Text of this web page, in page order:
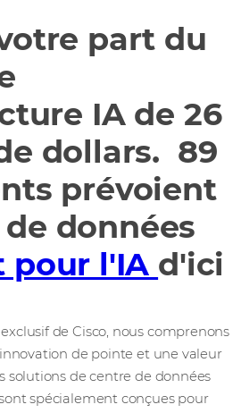
part du
IA de 26
dollars. 89
prévoient
données
pour l'IA d'ici
de Cisco, nous comprenons
de pointe et une valeur
solutions de centre de données
spécialement conçues pour